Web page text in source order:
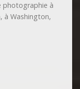
photographie à
à Washington,